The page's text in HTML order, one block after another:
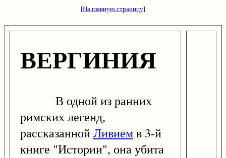
[На главную страницу]
ВЕРГИНИЯ
В одной из ранних
римских легенд,
рассказаннойЛивиемв 3-й
книге "Истории", она убита